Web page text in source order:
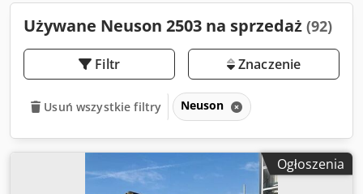
Używane Neuson 2503 na sprzedaż (92)
Filtr Znaczenie
Usuń wszystkie filtry Neuson
Ogłoszenia